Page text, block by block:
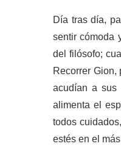
Día tras día,
sentir cómoda
del filósofo;
Recorrer
acudían a sus
alimenta el
todos
estés en el